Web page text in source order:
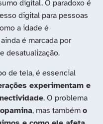
digital. O paradoxo é
digital para pessoas
a idade é
é marcada por
desatualização.
de tela, é essencial
experimentam e
. O problema
, mas também o